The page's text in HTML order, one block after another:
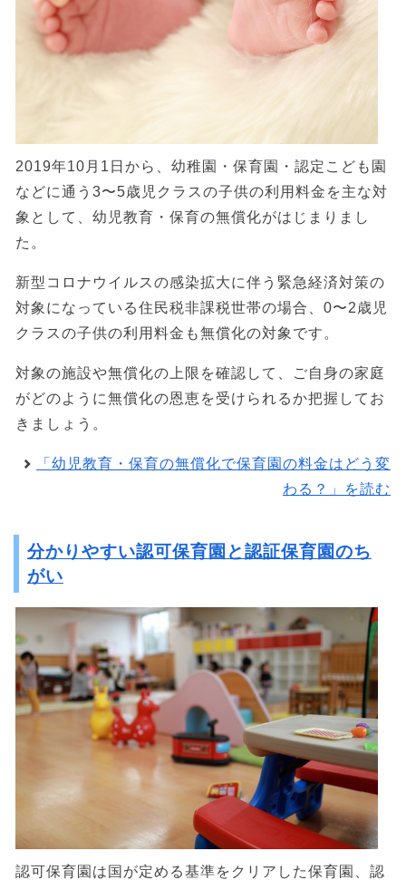
2019年10月1日から、幼稚園・保育園・認定こども園
などに通う3〜5歳児クラスの子供の利用料金を主な対
象として、幼児教育・保育の無償化がはじまりまし
た。
新型コロナウイルスの感染拡大に伴う緊急経済対策の
対象になっている住民税非課税世帯の場合、0〜2歳児
クラスの子供の利用料金も無償化の対象です。
対象の施設や無償化の上限を確認して、ご自身の家庭
がどのように無償化の恩恵を受けられるか把握してお
きましょう。
「幼児教育・保育の無償化で保育園の料金はどう変
わる？」を読む
分かりやすい認可保育園と認証保育園のち
がい
認可保育園は国が定める基準をクリアした保育園、認